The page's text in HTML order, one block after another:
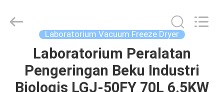
RUMAH
PRODUK
Rights
Laboratorium Vacuum Freeze Dryer
Laboratorium Peralatan
Pengeringan Beku Industri
Biologis LGJ-50FY 70L 6.5KW